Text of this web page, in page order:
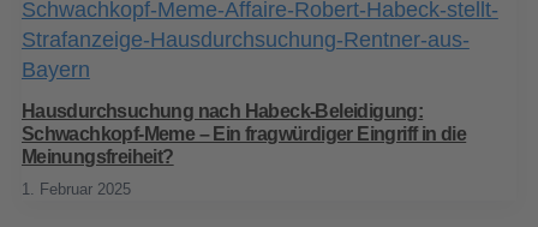
Hausdurchsuchung nach Habeck-Beleidigung:
Schwachkopf-Meme – Ein fragwürdiger Eingriff in die
Meinungsfreiheit?
1. Februar 2025